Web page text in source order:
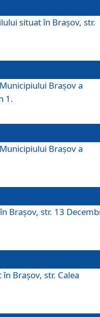
situat în Brașov, str.
Brașov a
1.
Brașov a
Brașov, str. 13
Brașov, str. Calea